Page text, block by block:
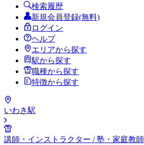
検索履歴
新規会員登録(無料)
ログイン
ヘルプ
エリアから探す
駅から探す
職種から探す
特徴から探す
いわき駅
講師・インストラクター / 塾・家庭教師